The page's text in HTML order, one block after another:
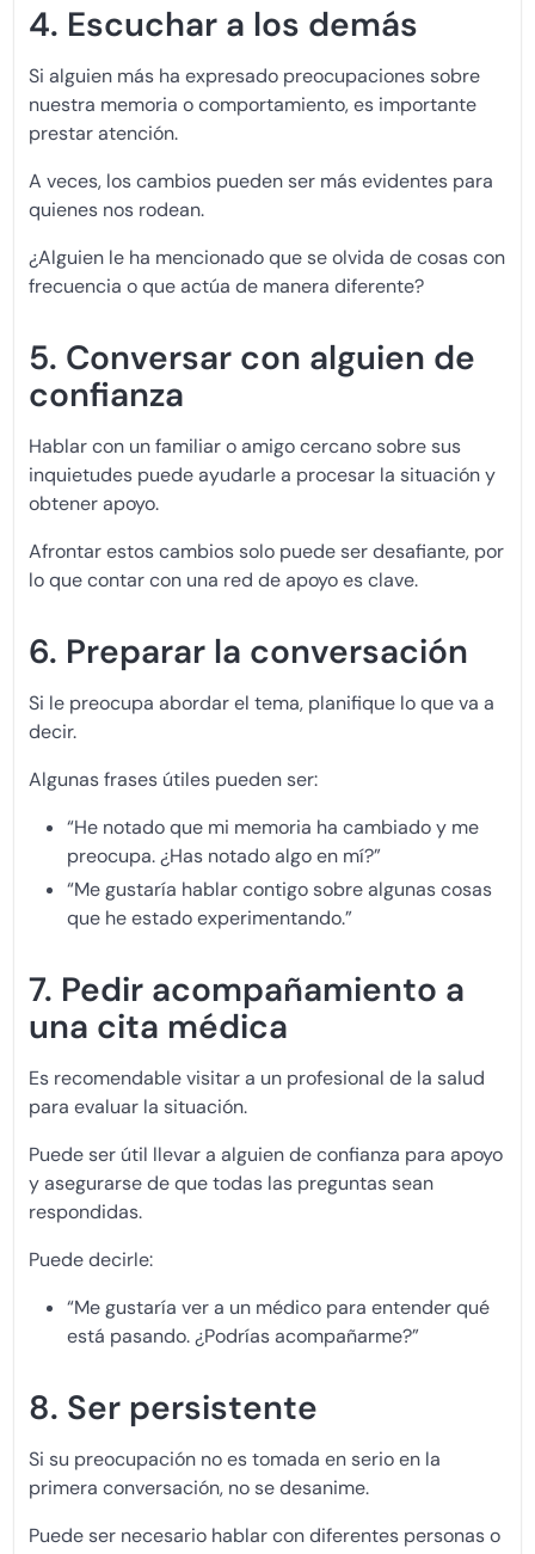
4. Escuchar a los demás
Si alguien más ha expresado preocupaciones sobre
nuestra memoria o comportamiento, es importante
prestar atención.
A veces, los cambios pueden ser más evidentes para
quienes nos rodean.
¿Alguien le ha mencionado que se olvida de cosas con
frecuencia o que actúa de manera diferente?
5. Conversar con alguien de
confianza
Hablar con un familiar o amigo cercano sobre sus
inquietudes puede ayudarle a procesar la situación y
obtener apoyo.
Afrontar estos cambios solo puede ser desafiante, por
lo que contar con una red de apoyo es clave.
6. Preparar la conversación
Si le preocupa abordar el tema, planifique lo que va a
decir.
Algunas frases útiles pueden ser:
“He notado que mi memoria ha cambiado y me
preocupa. ¿Has notado algo en mí?”
“Me gustaría hablar contigo sobre algunas cosas
que he estado experimentando.”
7. Pedir acompañamiento a
una cita médica
Es recomendable visitar a un profesional de la salud
para evaluar la situación.
Puede ser útil llevar a alguien de confianza para apoyo
y asegurarse de que todas las preguntas sean
respondidas.
Puede decirle:
“Me gustaría ver a un médico para entender qué
está pasando. ¿Podrías acompañarme?”
8. Ser persistente
Si su preocupación no es tomada en serio en la
primera conversación, no se desanime.
Puede ser necesario hablar con diferentes personas o